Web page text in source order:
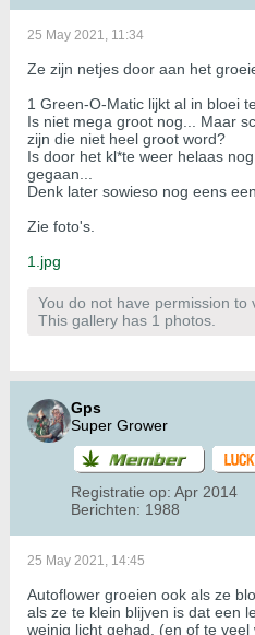
25 May 2021, 11:34
Ze zijn netjes door aan het
1 Green-O-Matic lijkt al in bloei
Is niet mega groot nog... Maar
zijn die niet heel groot word?
Is door het kl*te weer helaas
gegaan...
Denk later sowieso nog eens
Zie foto's.
1.jpg
You do not have permission to
This gallery has 1 photos.
Gps
Super Grower
Registratie op: Apr 2014
Berichten: 1988
25 May 2021, 14:45
Autoflower groeien ook als ze
als ze te klein blijven is dat een
weinig licht gehad. (en of te veel